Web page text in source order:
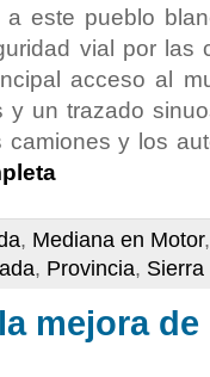
este pueblo
vial por las
acceso al
y un trazado
y los
, Mediana en Motor
, Provincia, Sierra
mejora de